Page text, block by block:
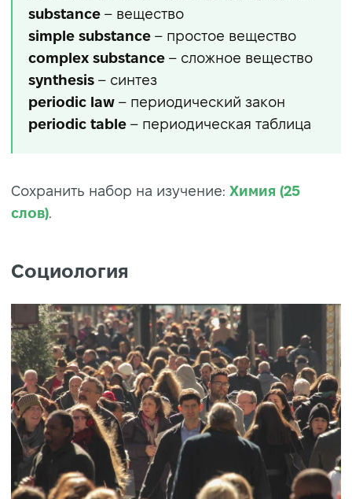
substance – вещество
simple substance – простое вещество
complex substance – сложное вещество
synthesis – синтез
periodic law – периодический закон
periodic table – периодическая таблица
Сохранить набор на изучение: Химия (25
слов).
Социология